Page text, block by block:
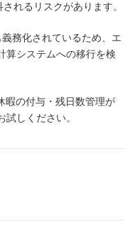
れるリスクがあります。
務化されているため、エ
算システムへの移行を検
暇の付与・残日数管理が
試しください。